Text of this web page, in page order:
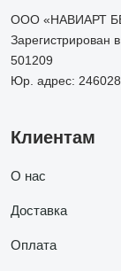
ООО «НАВИАРТ
Зарегистрирован
501209
Юр. адрес:
Клиентам
О нас
Доставка
Оплата